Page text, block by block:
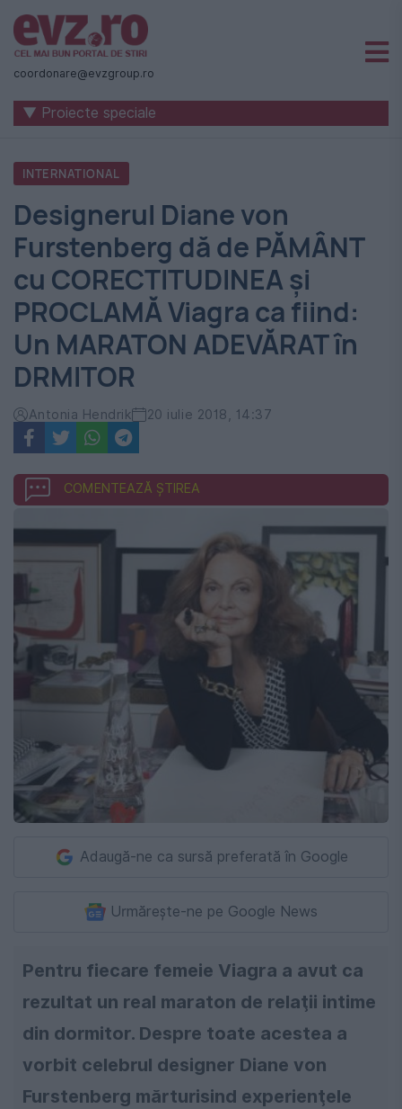
Știri
naționale
internaționale
România
-
Evenimentul
Zilei
coordonare@evzgroup.ro
▼ Proiecte speciale
INTERNATIONAL
Designerul Diane von
Furstenberg dă de PĂMÂNT
cu CORECTITUDINEA şi
PROCLAMĂ Viagra ca fiind:
Un MARATON ADEVĂRAT în
DRMITOR
Antonia Hendrik 20 iulie 2018, 14:37
COMENTEAZĂ ȘTIREA
Adaugă-ne ca sursă preferată în Google
Urmărește-ne pe Google News
Pentru fiecare femeie Viagra a avut ca
rezultat un real maraton de relaţii intime
din dormitor. Despre toate acestea a
vorbit celebrul designer Diane von
Furstenberg mărturisind experienţele